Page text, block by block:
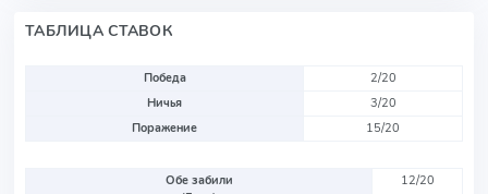
ТАБЛИЦА СТАВОК
Победа
2/20
Ничья
3/20
Поражение
15/20
Обе забили
12/20